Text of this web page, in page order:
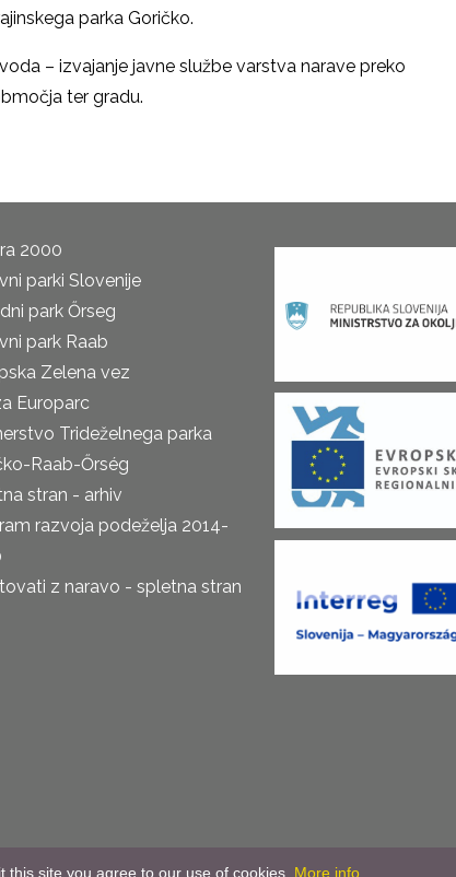
parka Goričko.
– izvajanje javne službe varstva narave preko
ter gradu.
2000
parki Slovenije
park Őrseg
park Raab
Zelena vez
Europarc
Trideželnega parka
Raab-Őrség
stran - arhiv
razvoja podeželja 2014-
z naravo - spletna stran
site you agree to our use of cookies. More info